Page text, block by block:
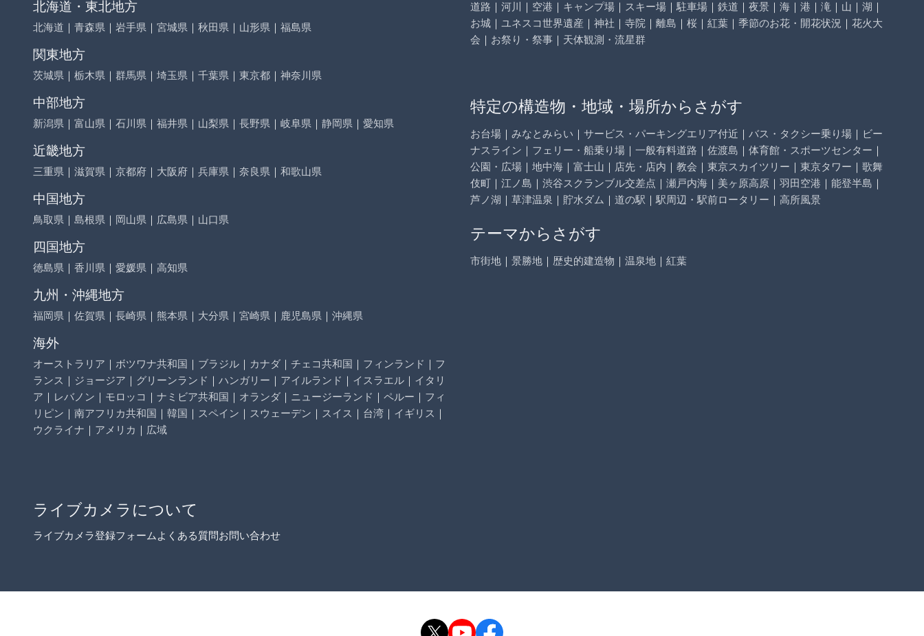
北海道・東北地方
北海道 ｜ 青森県 ｜ 岩手県 ｜ 宮城県 ｜ 秋田県 ｜ 山形県 ｜ 福島県
関東地方
茨城県 ｜ 栃木県 ｜ 群馬県 ｜ 埼玉県 ｜ 千葉県 ｜ 東京都 ｜ 神奈川県
中部地方
新潟県 ｜ 富山県 ｜ 石川県 ｜ 福井県 ｜ 山梨県 ｜ 長野県 ｜ 岐阜県 ｜ 静岡県 ｜ 愛知県
近畿地方
三重県 ｜ 滋賀県 ｜ 京都府 ｜ 大阪府 ｜ 兵庫県 ｜ 奈良県 ｜ 和歌山県
中国地方
鳥取県 ｜ 島根県 ｜ 岡山県 ｜ 広島県 ｜ 山口県
四国地方
徳島県 ｜ 香川県 ｜ 愛媛県 ｜ 高知県
九州・沖縄地方
福岡県 ｜ 佐賀県 ｜ 長崎県 ｜ 熊本県 ｜ 大分県 ｜ 宮崎県 ｜ 鹿児島県 ｜ 沖縄県
海外
オーストラリア ｜ ボツワナ共和国 ｜ ブラジル ｜ カナダ ｜ チェコ共和国 ｜ フィンランド ｜ フ
ランス ｜ ジョージア ｜ グリーンランド ｜ ハンガリー ｜ アイルランド ｜ イスラエル ｜ イタリ
ア ｜ レバノン ｜ モロッコ ｜ ナミビア共和国 ｜ オランダ ｜ ニュージーランド ｜ ペルー ｜ フィ
リピン ｜ 南アフリカ共和国 ｜ 韓国 ｜ スペイン ｜ スウェーデン ｜ スイス ｜ 台湾 ｜ イギリス ｜
ウクライナ ｜ アメリカ ｜ 広域
道路 ｜ 河川 ｜ 空港 ｜ キャンプ場 ｜ スキー場 ｜ 駐車場 ｜ 鉄道 ｜ 夜景 ｜ 海 ｜ 港 ｜ 滝 ｜ 山 ｜ 湖 ｜
お城 ｜ ユネスコ世界遺産 ｜ 神社 ｜ 寺院 ｜ 離島 ｜ 桜 ｜ 紅葉 ｜ 季節のお花・開花状況 ｜ 花火大
会 ｜ お祭り・祭事 ｜ 天体観測・流星群
特定の構造物・地域・場所からさがす
お台場 ｜ みなとみらい ｜ サービス・パーキングエリア付近 ｜ バス・タクシー乗り場 ｜ ビー
ナスライン ｜ フェリー・船乗り場 ｜ 一般有料道路 ｜ 佐渡島 ｜ 体育館・スポーツセンター ｜
公園・広場 ｜ 地中海 ｜ 富士山 ｜ 店先・店内 ｜ 教会 ｜ 東京スカイツリー ｜ 東京タワー ｜ 歌舞
伎町 ｜ 江ノ島 ｜ 渋谷スクランブル交差点 ｜ 瀬戸内海 ｜ 美ヶ原高原 ｜ 羽田空港 ｜ 能登半島 ｜
芦ノ湖 ｜ 草津温泉 ｜ 貯水ダム ｜ 道の駅 ｜ 駅周辺・駅前ロータリー ｜ 高所風景
テーマからさがす
市街地 ｜ 景勝地 ｜ 歴史的建造物 ｜ 温泉地 ｜ 紅葉
ライブカメラについて
ライブカメラ登録フォームよくある質問お問い合わせ